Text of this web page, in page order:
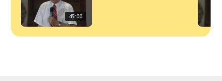
45:00